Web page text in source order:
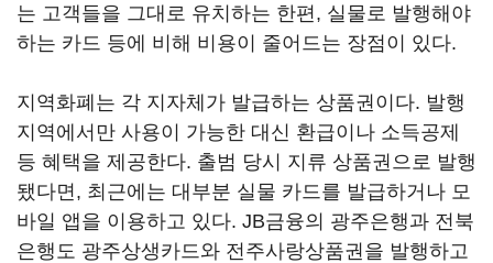
는 고객들을 그대로 유치하는 한편, 실물로 발행해야
하는 카드 등에 비해 비용이 줄어드는 장점이 있다.
지역화폐는 각 지자체가 발급하는 상품권이다. 발행
지역에서만 사용이 가능한 대신 환급이나 소득공제
등 혜택을 제공한다. 출범 당시 지류 상품권으로 발행
됐다면, 최근에는 대부분 실물 카드를 발급하거나 모
바일 앱을 이용하고 있다. JB금융의 광주은행과 전북
은행도 광주상생카드와 전주사랑상품권을 발행하고